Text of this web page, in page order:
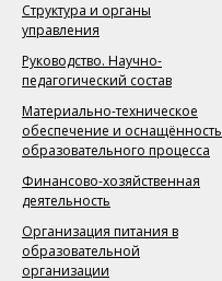
Структура и органы
управления
Руководство. Научно-
педагогический состав
Материально-техническое
обеспечение и оснащённость
образовательного процесса
Финансово-хозяйственная
деятельность
Организация питания в
образовательной
организации